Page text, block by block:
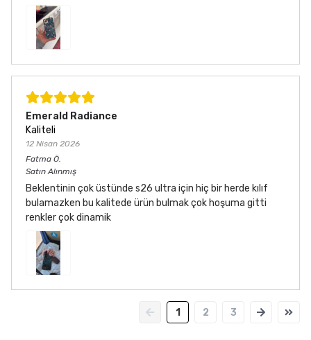
Emerald Radiance
Kaliteli
12 Nisan 2026
Fatma Ö.
Satın Alınmış
Beklentinin çok üstünde s26 ultra için hiç bir herde kılıf
bulamazken bu kalitede ürün bulmak çok hoşuma gitti
renkler çok dinamik
1 2 3